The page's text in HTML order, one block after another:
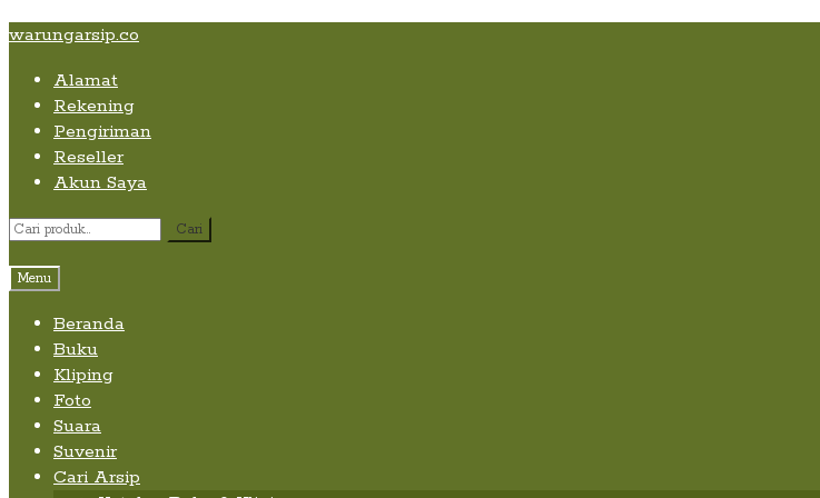
Skip
content
Skip
navigation
Skip
content
warungarsip.co
Alamat
Rekening
Pengiriman
Reseller
Akun Saya
Pencarian
Cari
Menu
Beranda
Buku
Kliping
Foto
Suara
Suvenir
Cari Arsip